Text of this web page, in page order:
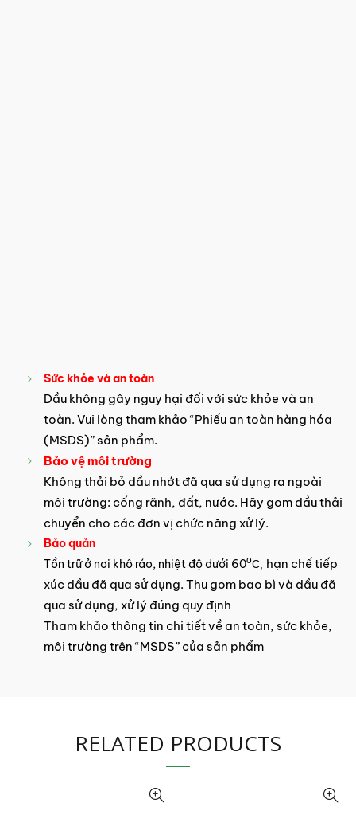
Sức khỏe và an toàn
Dầu không gây nguy hại đối với sức khỏe và an
toàn. Vui lòng tham khảo “Phiếu an toàn hàng hóa
(MSDS)” sản phẩm.
Bảo vệ môi trường
Không thải bỏ dầu nhớt đã qua sử dụng ra ngoài
môi trường: cống rãnh, đất, nước. Hãy gom dầu thải
chuyển cho các đơn vị chức năng xử lý.
Bảo quản
Tồn trữ ở nơi khô ráo, nhiệt độ dưới 60oC, hạn chế tiếp
xúc dầu đã qua sử dụng. Thu gom bao bì và dầu đã
qua sử dụng, xử lý đúng quy định
Tham khảo thông tin chi tiết về an toàn, sức khỏe,
môi trường trên “MSDS” của sản phẩm
RELATED PRODUCTS